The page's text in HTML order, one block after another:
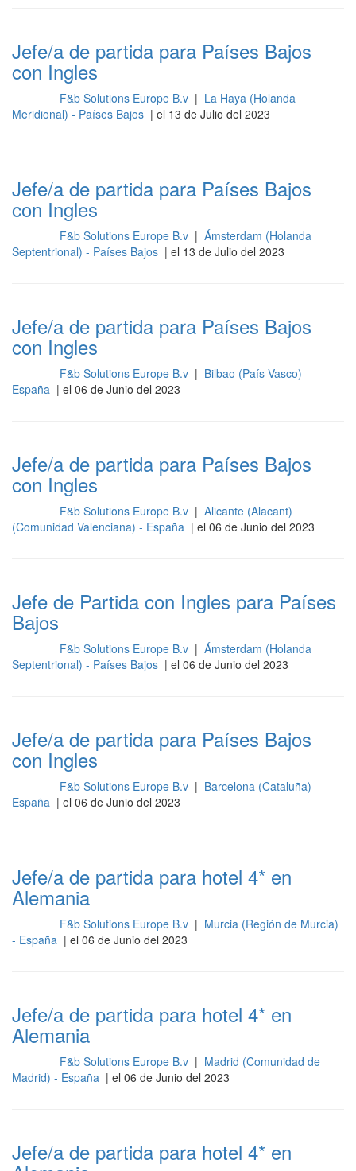
Jefe/a de partida para Países Bajos
con Ingles
F&b Solutions Europe B.v | La Haya (Holanda
Meridional) - Países Bajos | el 13 de Julio del 2023
Jefe/a de partida para Países Bajos
con Ingles
F&b Solutions Europe B.v | Ámsterdam (Holanda
Septentrional) - Países Bajos | el 13 de Julio del 2023
Jefe/a de partida para Países Bajos
con Ingles
F&b Solutions Europe B.v | Bilbao (País Vasco) -
España | el 06 de Junio del 2023
Jefe/a de partida para Países Bajos
con Ingles
F&b Solutions Europe B.v | Alicante (Alacant)
(Comunidad Valenciana) - España | el 06 de Junio del 2023
Jefe de Partida con Ingles para Países
Bajos
F&b Solutions Europe B.v | Ámsterdam (Holanda
Septentrional) - Países Bajos | el 06 de Junio del 2023
Jefe/a de partida para Países Bajos
con Ingles
F&b Solutions Europe B.v | Barcelona (Cataluña) -
España | el 06 de Junio del 2023
Jefe/a de partida para hotel 4* en
Alemania
F&b Solutions Europe B.v | Murcia (Región de Murcia)
- España | el 06 de Junio del 2023
Jefe/a de partida para hotel 4* en
Alemania
F&b Solutions Europe B.v | Madrid (Comunidad de
Madrid) - España | el 06 de Junio del 2023
Jefe/a de partida para hotel 4* en